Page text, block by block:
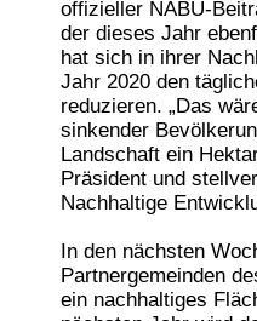
offizieller NABU-
der dieses Jahr
hat sich in ihrer
Jahr 2020 den
reduzieren. „Das
sinkender
Landschaft ein
Präsident und
Nachhaltige
In den nächsten
Partnergemeinden
ein nachhaltiges